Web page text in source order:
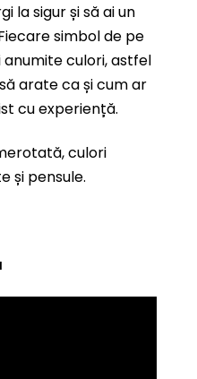
la sigur și să ai un
simbol de pe
culori, astfel
arate ca și cum ar
cu experiență.
culori
și pensule.